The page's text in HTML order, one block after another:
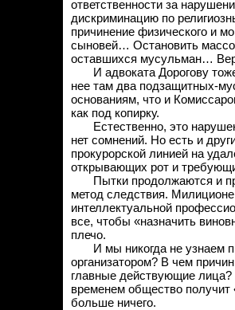
ответственности за
дискриминацию по
причинение физического и
сыновей… Остановить
оставшихся мусульман…
И адвоката Дорогову тоже
нее там два подзащитных-
основаниям, что и
как под копирку.
Естественно, это
нет сомнений. Но есть и
прокурорской линией на
открывающих рот и
Пытки продолжаются и
метод следствия.
интеллектуальной
все, чтобы «назначить
плечо.
И мы никогда не узнаем
организатором? В чем
главные действующие
временем общество
больше ничего.